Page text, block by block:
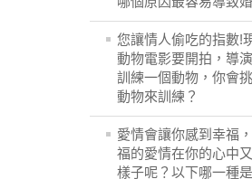
您讓情人偷吃的指數!
動物電影要開拍，導
訓練一個動物，你會
動物來訓練？
愛情會讓你感到幸福
福的愛情在你的心中
樣子呢？以下哪一種